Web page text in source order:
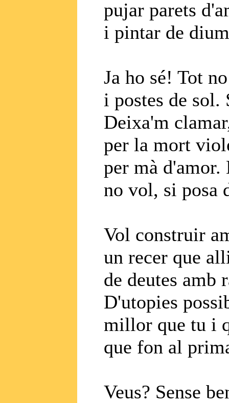
pujar parets
i pintar de
Ja ho sé! Tot
i postes de
Deixa'm
per la mort
per mà d'amor.
no vol, si posa
Vol construir
un recer que
de deutes amb
D'utopies
millor que tu i
que fon al
Veus? Sense